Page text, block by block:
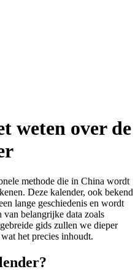
weten over de
methode die in China wordt
Deze kalender, ook bekend
lange geschiedenis en wordt
van belangrijke data zoals
gids zullen we dieper
het precies inhoudt.